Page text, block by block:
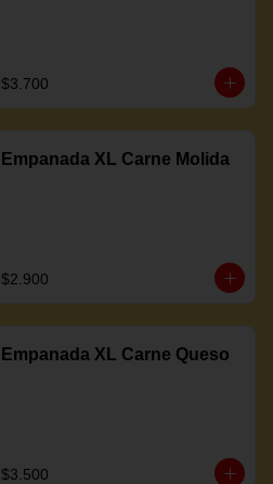
$3.700
Empanada XL Carne Molida
$2.900
Empanada XL Carne Queso
$3.500